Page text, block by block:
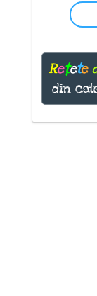
Rețete
din